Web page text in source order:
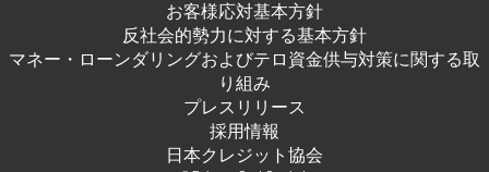
お客様応対基本方針
反社会的勢力に対する基本方針
マネー・ローンダリングおよびテロ資金供与対策に関する取
り組み
プレスリリース
採用情報
日本クレジット協会